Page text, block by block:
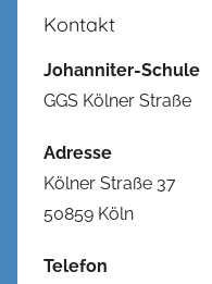
Kontakt
Johanniter-Schule
GGS Kölner Straße
Adresse
Kölner Straße 37
50859 Köln
Telefon